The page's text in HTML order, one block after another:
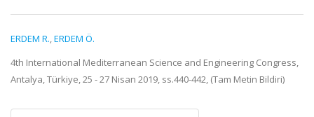
ERDEM R.,ERDEM Ö.
4th International Mediterranean Science and Engineering Congress,
Antalya, Türkiye, 25 - 27 Nisan 2019, ss.440-442, (Tam Metin Bildiri)